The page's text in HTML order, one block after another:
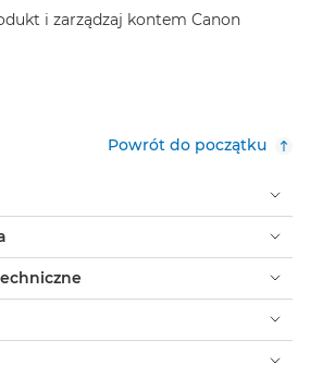
i zarządzaj kontem Canon
Powrót do początku